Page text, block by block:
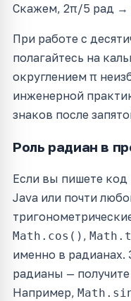
Скажем, 2π/5 рад →
При работе с
полагайтесь на
округлением π
инженерной
знаков после
Роль радиан в
Если вы пишете код
Java или почти
Math.cos() ,
именно в радианах.
радианы —
Например,